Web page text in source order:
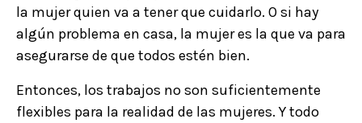
la mujer quien va a tener que cuidarlo. O si hay
algún problema en casa, la mujer es la que va para
asegurarse de que todos estén bien.
Entonces, los trabajos no son suficientemente
flexibles para la realidad de las mujeres. Y todo